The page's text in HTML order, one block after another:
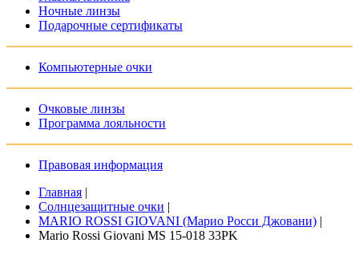
Ночные линзы
Подарочные сертификаты
Компьютерные очки
Очковые линзы
Программа лояльности
Правовая информация
Главная |
Солнцезащитные очки |
MARIO ROSSI GIOVANI (Марио Росси Джовани) |
Mario Rossi Giovani MS 15-018 33PK